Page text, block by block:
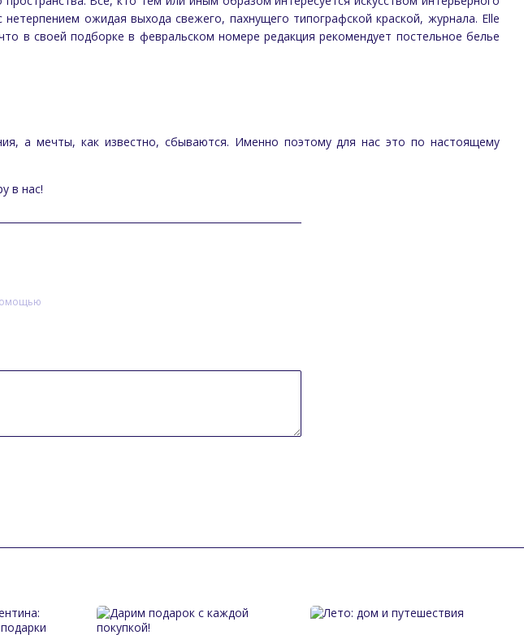
ожидая выхода свежего, пахнущего типографской краской, журнала. Elle
в своей подборке в февральском номере редакция рекомендует постельное белье
а мечты, как известно, сбываются. Именно поэтому для нас это по настоящему
в нас!